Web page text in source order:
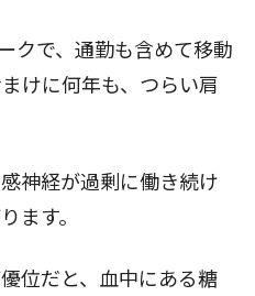
クで、通勤も含めて移動
けに何年も、つらい肩
神経が過剰に働き続け
ます。
位だと、血中にある糖